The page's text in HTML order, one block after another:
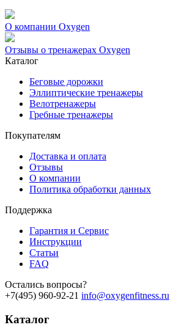
О компании Oxygen
Отзывы о тренажерах Oxygen
Каталог
Беговые дорожки
Эллиптические тренажеры
Велотренажеры
Гребные тренажеры
Покупателям
Доставка и оплата
Отзывы
О компании
Политика обработки данных
Поддержка
Гарантия и Сервис
Инструкции
Статьи
FAQ
Остались вопросы?
+7(495) 960-92-21 info@oxygenfitness.ru
Каталог